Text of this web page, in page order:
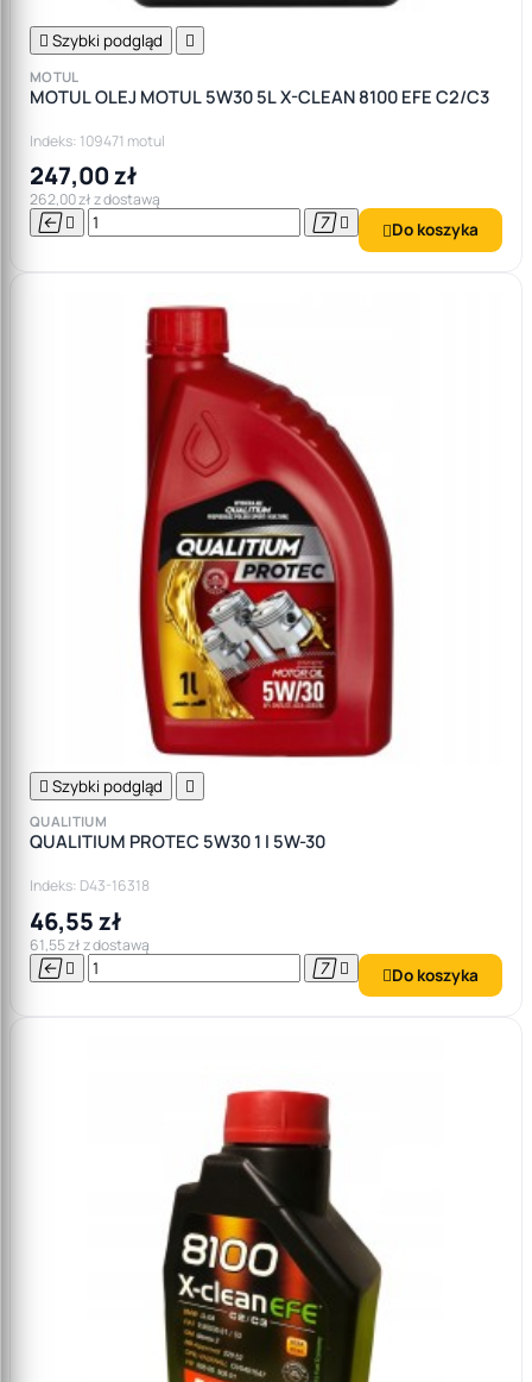
 Szybki podgląd 
MOTUL
MOTUL OLEJ MOTUL 5W30 5L X-CLEAN 8100 EFE C2/C3
Indeks: 109471 motul
247,00 zł
262,00 zł z dostawą
    Do koszyka
 Szybki podgląd 
QUALITIUM
QUALITIUM PROTEC 5W30 1 l 5W-30
Indeks: D43-16318
46,55 zł
61,55 zł z dostawą
    Do koszyka